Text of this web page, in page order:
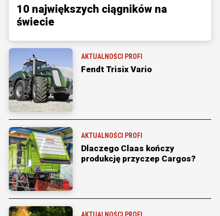
10 największych ciągników na
świecie
AKTUALNOŚCI PROFI
Fendt Trisix Vario
AKTUALNOŚCI PROFI
Dlaczego Claas kończy
produkcję przyczep Cargos?